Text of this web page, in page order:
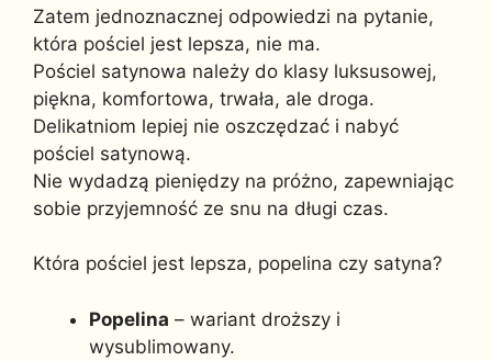
Zatem jednoznacznej odpowiedzi na pytanie,
która pościel jest lepsza, nie ma.
Pościel satynowa należy do klasy luksusowej,
piękna, komfortowa, trwała, ale droga.
Delikatniom lepiej nie oszczędzać i nabyć
pościel satynową.
Nie wydadzą pieniędzy na próżno, zapewniając
sobie przyjemność ze snu na długi czas.
Która pościel jest lepsza, popelina czy satyna?
Popelina – wariant droższy i
wysublimowany.